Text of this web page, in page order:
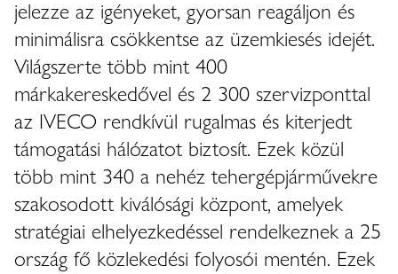
jelezze az igényeket, gyorsan reagáljon és
minimálisra csökkentse az üzemkiesés idejét.
Világszerte több mint 400
márkakereskedővel és 2 300 szervizponttal
az IVECO rendkívül rugalmas és kiterjedt
támogatási hálózatot biztosít. Ezek közül
több mint 340 a nehéz tehergépjárművekre
szakosodott kiválósági központ, amelyek
stratégiai elhelyezkedéssel rendelkeznek a 25
ország fő közlekedési folyosói mentén. Ezek